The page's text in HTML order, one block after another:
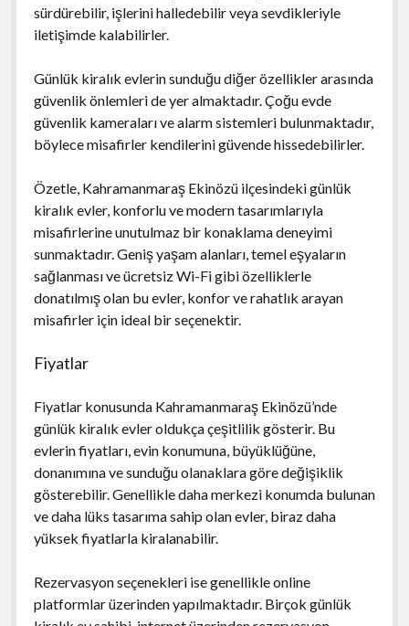
sürdürebilir, işlerini halledebilir veya sevdikleriyle
iletişimde kalabilirler.
Günlük kiralık evlerin sunduğu diğer özellikler arasında
güvenlik önlemleri de yer almaktadır. Çoğu evde
güvenlik kameraları ve alarm sistemleri bulunmaktadır,
böylece misafirler kendilerini güvende hissedebilirler.
Özetle, Kahramanmaraş Ekinözü ilçesindeki günlük
kiralık evler, konforlu ve modern tasarımlarıyla
misafirlerine unutulmaz bir konaklama deneyimi
sunmaktadır. Geniş yaşam alanları, temel eşyaların
sağlanması ve ücretsiz Wi-Fi gibi özelliklerle
donatılmış olan bu evler, konfor ve rahatlık arayan
misafirler için ideal bir seçenektir.
Fiyatlar
Fiyatlar konusunda Kahramanmaraş Ekinözü’nde
günlük kiralık evler oldukça çeşitlilik gösterir. Bu
evlerin fiyatları, evin konumuna, büyüklüğüne,
donanımına ve sunduğu olanaklara göre değişiklik
gösterebilir. Genellikle daha merkezi konumda bulunan
ve daha lüks tasarıma sahip olan evler, biraz daha
yüksek fiyatlarla kiralanabilir.
Rezervasyon seçenekleri ise genellikle online
platformlar üzerinden yapılmaktadır. Birçok günlük